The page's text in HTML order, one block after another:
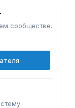
сообществе.